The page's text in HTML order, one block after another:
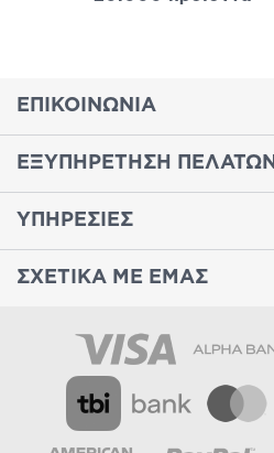
ΕΠΙΚΟΙΝΩΝΙΑ
ΕΞΥΠΗΡΕΤΗΣΗ ΠΕΛΑΤΩΝ
ΥΠΗΡΕΣΙΕΣ
ΣΧΕΤΙΚΑ ΜΕ ΕΜΑΣ